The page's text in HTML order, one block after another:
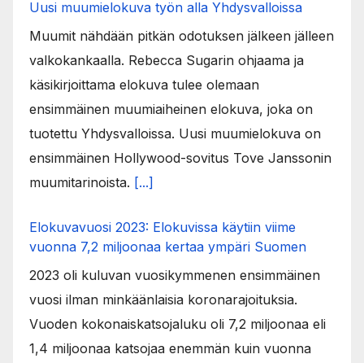
Uusi muumielokuva työn alla Yhdysvalloissa
Muumit nähdään pitkän odotuksen jälkeen jälleen
valkokankaalla. Rebecca Sugarin ohjaama ja
käsikirjoittama elokuva tulee olemaan
ensimmäinen muumiaiheinen elokuva, joka on
tuotettu Yhdysvalloissa. Uusi muumielokuva on
ensimmäinen Hollywood-sovitus Tove Janssonin
muumitarinoista. [...]
Elokuvavuosi 2023: Elokuvissa käytiin viime
vuonna 7,2 miljoonaa kertaa ympäri Suomen
2023 oli kuluvan vuosikymmenen ensimmäinen
vuosi ilman minkäänlaisia koronarajoituksia.
Vuoden kokonaiskatsojaluku oli 7,2 miljoonaa eli
1,4 miljoonaa katsojaa enemmän kuin vuonna